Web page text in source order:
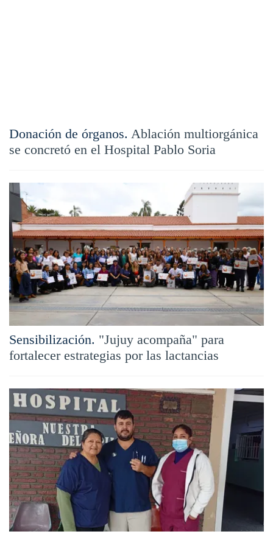
Donación de órganos. Ablación multiorgánica
se concretó en el Hospital Pablo Soria
Sensibilización. "Jujuy acompaña" para
fortalecer estrategias por las lactancias